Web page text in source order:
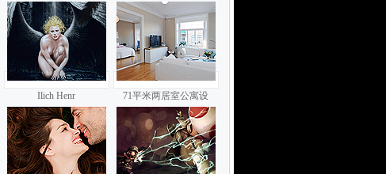
Ilich Henr 71平米两居室公寓设